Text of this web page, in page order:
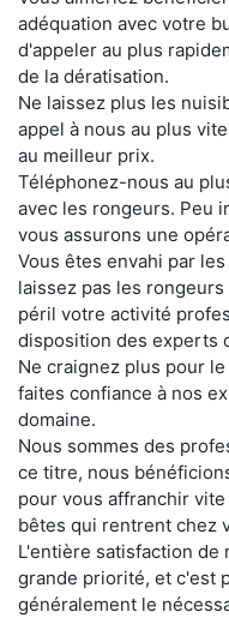
adéquation avec votre
d'appeler au plus
de la dératisation.
Ne laissez plus les
appel à nous au plus
au meilleur prix.
Téléphonez-nous au
avec les rongeurs. Peu
vous assurons une
Vous êtes envahi par
laissez pas les
péril votre activité
disposition des experts
Ne craignez plus pour
faites confiance à nos
domaine.
Nous sommes des
ce titre, nous
pour vous affranchir
bêtes qui rentrent chez
L'entière satisfaction
grande priorité, et c'est
généralement le